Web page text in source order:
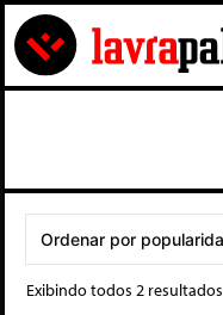
Exibindo todos 2 resultados